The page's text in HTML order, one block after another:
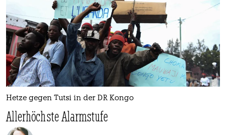
Hetze gegen Tutsi in der DR Kongo
Allerhöchste Alarmstufe